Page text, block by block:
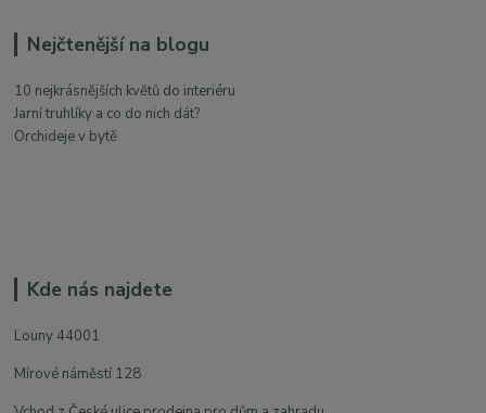
Nejčtenější na blogu
10 nejkrásnějších květů do interiéru
Jarní truhlíky a co do nich dát?
Orchideje v bytě
Kde nás najdete
Louny 44001
Mírové náměstí 128